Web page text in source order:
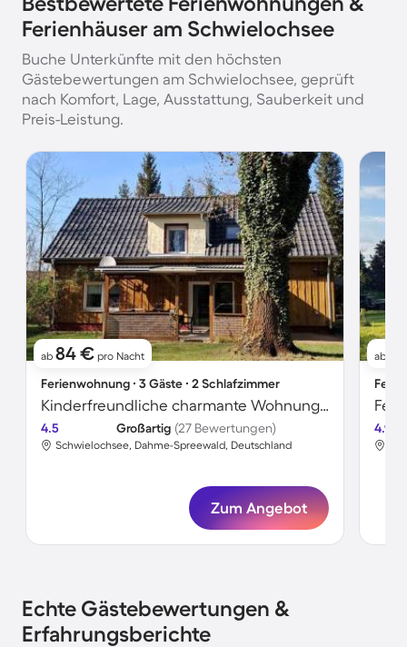
Ferienhäuser am Schwielochsee
Buche Unterkünfte mit den höchsten
Gästebewertungen am Schwielochsee, geprüft
nach Komfort, Lage, Ausstattung, Sauberkeit und
Preis-Leistung.
ab 84 € pro Nacht
Ferienwohnung ∙ 3 Gäste ∙ 2 Schlafzimmer
Kinderfreundliche charmante Wohnung mit Terrasse, Grill und Garten
4.5 Großartig (27 Bewertungen)
Schwielochsee, Dahme-Spreewald, Deutschland
Zum Angebot
ab
4.9
Echte Gästebewertungen &
Erfahrungsberichte